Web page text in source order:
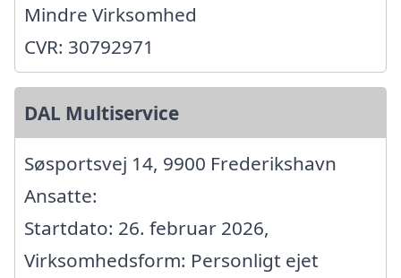
Mindre Virksomhed
CVR: 30792971
DAL Multiservice
Søsportsvej 14, 9900 Frederikshavn
Ansatte:
Startdato: 26. februar 2026,
Virksomhedsform: Personligt ejet